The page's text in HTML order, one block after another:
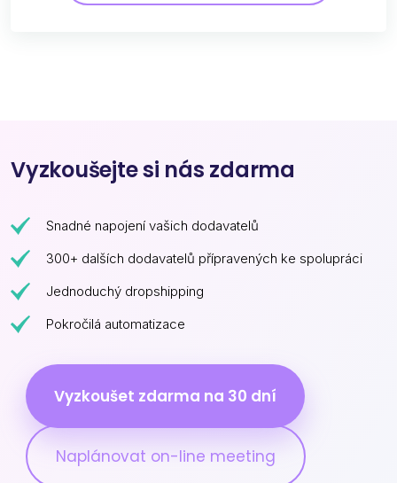
Vyzkoušejte si nás zdarma
Snadné napojení vašich dodavatelů
300+ dalších dodavatelů přípravených ke spolupráci
Jednoduchý dropshipping
Pokročilá automatizace
Vyzkoušet zdarma na 30 dní
Naplánovat on-line meeting